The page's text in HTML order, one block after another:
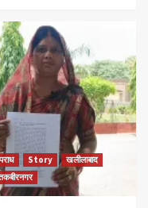
Story
खलीलाबाद